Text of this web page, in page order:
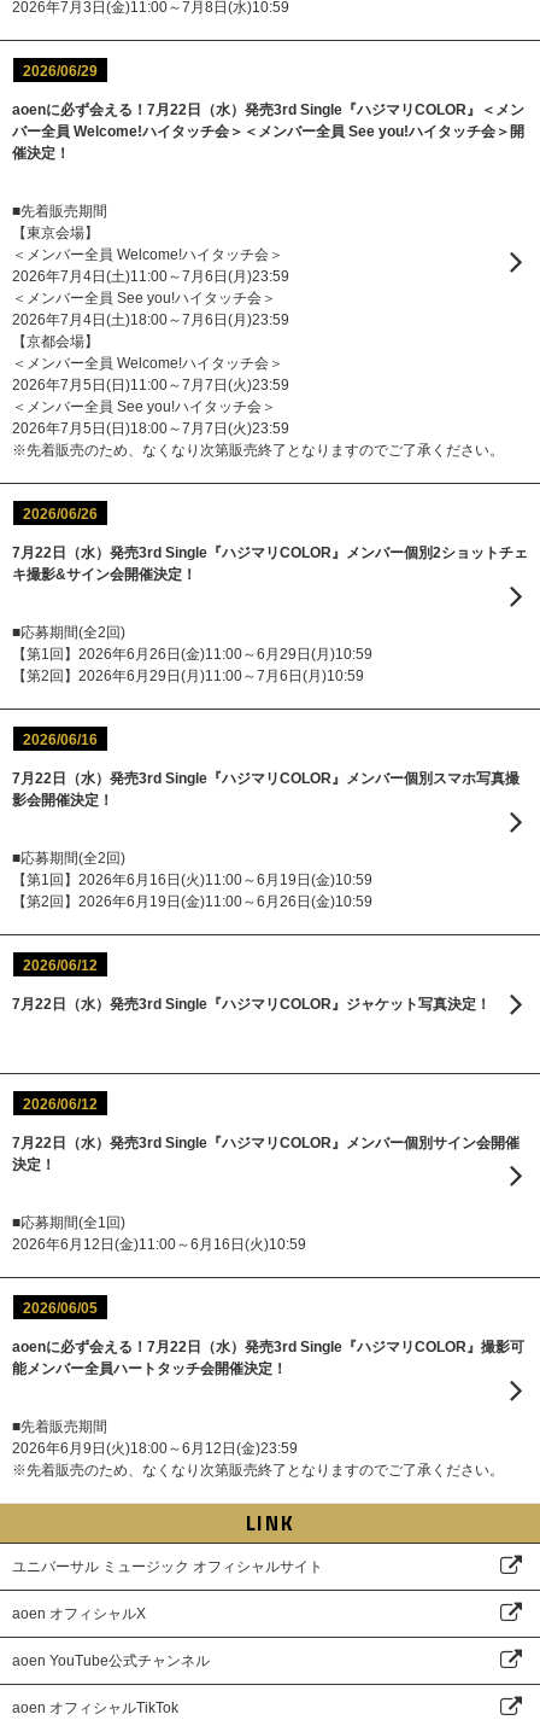
2026年7月3日(金)11:00～7月8日(水)10:59
2026/06/29
aoenに必ず会える！7月22日（水）発売3rd Single『ハジマリCOLOR』＜メン
バー全員 Welcome!ハイタッチ会＞＜メンバー全員 See you!ハイタッチ会＞開
催決定！
■先着販売期間
【東京会場】
＜メンバー全員 Welcome!ハイタッチ会＞
2026年7月4日(土)11:00～7月6日(月)23:59
＜メンバー全員 See you!ハイタッチ会＞
2026年7月4日(土)18:00～7月6日(月)23:59
【京都会場】
＜メンバー全員 Welcome!ハイタッチ会＞
2026年7月5日(日)11:00～7月7日(火)23:59
＜メンバー全員 See you!ハイタッチ会＞
2026年7月5日(日)18:00～7月7日(火)23:59
※先着販売のため、なくなり次第販売終了となりますのでご了承ください。
2026/06/26
7月22日（水）発売3rd Single『ハジマリCOLOR』メンバー個別2ショットチェ
キ撮影&サイン会開催決定！
■応募期間(全2回)
【第1回】2026年6月26日(金)11:00～6月29日(月)10:59
【第2回】2026年6月29日(月)11:00～7月6日(月)10:59
2026/06/16
7月22日（水）発売3rd Single『ハジマリCOLOR』メンバー個別スマホ写真撮
影会開催決定！
■応募期間(全2回)
【第1回】2026年6月16日(火)11:00～6月19日(金)10:59
【第2回】2026年6月19日(金)11:00～6月26日(金)10:59
2026/06/12
7月22日（水）発売3rd Single『ハジマリCOLOR』ジャケット写真決定！
2026/06/12
7月22日（水）発売3rd Single『ハジマリCOLOR』メンバー個別サイン会開催
決定！
■応募期間(全1回)
2026年6月12日(金)11:00～6月16日(火)10:59
2026/06/05
aoenに必ず会える！7月22日（水）発売3rd Single『ハジマリCOLOR』撮影可
能メンバー全員ハートタッチ会開催決定！
■先着販売期間
2026年6月9日(火)18:00～6月12日(金)23:59
※先着販売のため、なくなり次第販売終了となりますのでご了承ください。
LINK
ユニバーサル ミュージック オフィシャルサイト
aoen オフィシャルX
aoen YouTube公式チャンネル
aoen オフィシャルTikTok